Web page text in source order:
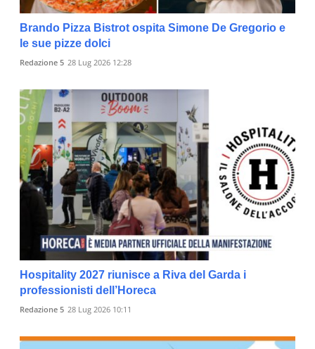
Brando Pizza Bistrot ospita Simone De Gregorio e
le sue pizze dolci
Redazione 5 28 Lug 2026 12:28
Hospitality 2027 riunisce a Riva del Garda i
professionisti dell’Horeca
Redazione 5 28 Lug 2026 10:11